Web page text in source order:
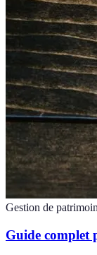
Gestion de
Guide